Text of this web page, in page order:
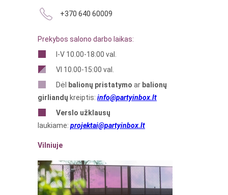
+370 640 60009
Prekybos salono darbo laikas:
I-V 10.00-18:00 val.
VI 10.00-15:00 val.
Dėl
balionų pristatymo ar balionų
girliandų kreiptis: info@partyinbox.lt
Verslo užklausų
laukiame: projektai@partyinbox.lt
Vilniuje